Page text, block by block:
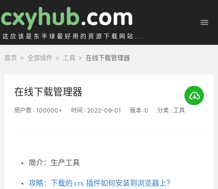
这应该是东半球最好用的资源下载网站...
首页 > 全部插件 > 工具 > 在线下载管理器
在线下载管理器
用户数 : 100000+ 时间 : 2022-09-01 版本 :0 分类 : 工具
简介：生产工具
攻略：下载的 crx 插件如何安装到浏览器上？